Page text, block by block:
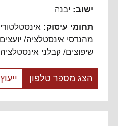
ישוב: יבנה
תחומי עיסוק:
מהנדסי אינסטלציה/
שיפוצים/ קבלני
הצג מספר טלפון